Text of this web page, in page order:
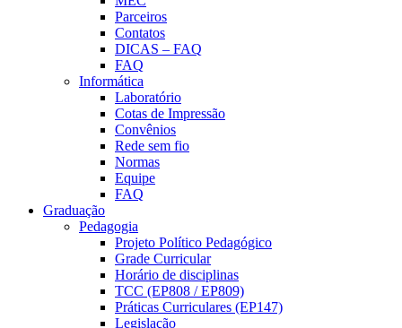
Parceiros
Contatos
DICAS – FAQ
FAQ
Informática
Laboratório
Cotas de Impressão
Convênios
Rede sem fio
Normas
Equipe
FAQ
Graduação
Pedagogia
Projeto Político Pedagógico
Grade Curricular
Horário de disciplinas
TCC (EP808 / EP809)
Práticas Curriculares (EP147)
Legislação